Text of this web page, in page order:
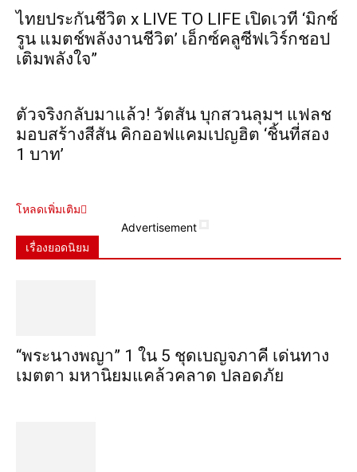
ไทยประกันชีวิต x LIVE TO LIFE เปิดเวที ‘มิกซ์
รูน แมตช์พลังงานชีวิต’ เอ็กซ์คลูซีฟเวิร์กชอป
เติมพลังใจ”
ตัวจริงกลับมาแล้ว! วัตสัน บุกสวนลุมฯ แฟลช
มอบสร้างสีสัน คิกออฟแคมเปญฮิต ‘ชิ้นที่สอง
1 บาท’
โหลดเพิ่มเติม
Advertisement
เรื่องยอดนิยม
“พระ​นาง​พญา” 1 ใน 5​ ชุดเบญจ​ภาคี​ เด่นทาง
เมตตา​ มหา​นิยม​แคล้วคลาด​ ปลอดภัย​